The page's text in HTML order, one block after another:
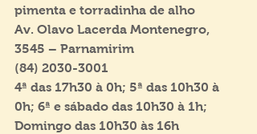
pimenta e torradinha de alho
Av. Olavo Lacerda Montenegro,
3545 – Parnamirim
(84) 2030-3001
4ª das 17h30 à 0h; 5ª das 10h30 à
0h; 6ª e sábado das 10h30 à 1h;
Domingo das 10h30 às 16h